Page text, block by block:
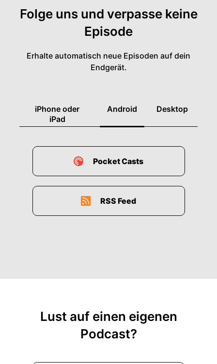
Folge uns und verpasse keine
Episode
Erhalte automatisch neue Episoden auf dein
Endgerät.
iPhone oder
iPad
Android Desktop
Pocket Casts
RSS Feed
Lust auf einen eigenen
Podcast?